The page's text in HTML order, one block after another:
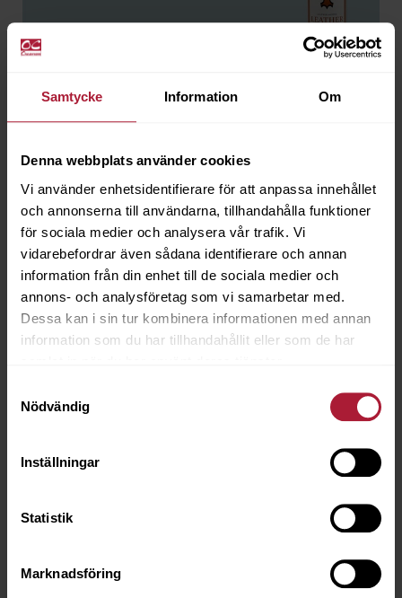
Samtycke Information Om
Denna webbplats använder cookies
Vi använder enhetsidentifierare för att anpassa innehållet
och annonserna till användarna, tillhandahålla funktioner
för sociala medier och analysera vår trafik. Vi
vidarebefordrar även sådana identifierare och annan
information från din enhet till de sociala medier och
annons- och analysföretag som vi samarbetar med.
Dessa kan i sin tur kombinera informationen med annan
information som du har tillhandahållit eller som de har
Nödvändig
Inställningar
Statistik
Marknadsföring
ÖLJETTER
Välkommen att boka tid för att träffa oss i vårt showroom på
Malmsjögatan i Göteborg. Här hittar du ett brett utbud av textilier,